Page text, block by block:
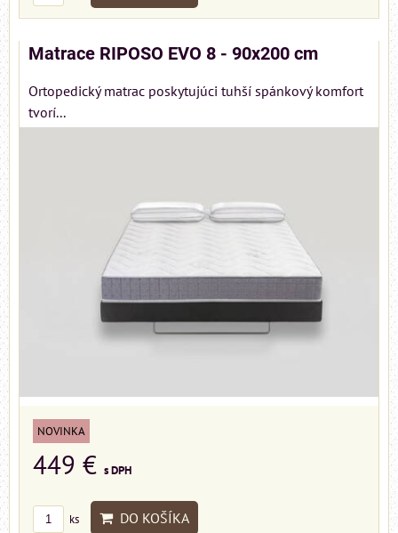
Matrace RIPOSO EVO 8 - 90x200 cm
Ortopedický matrac poskytujúci tuhší spánkový komfort
tvorí...
NOVINKA
449 € s DPH
ks DO KOŠÍKA